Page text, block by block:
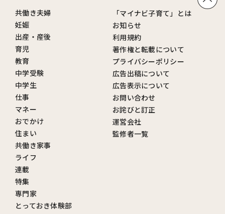
共働き夫婦
妊娠
出産・産後
育児
教育
中学受験
中学生
仕事
マネー
おでかけ
住まい
共働き家事
ライフ
連載
特集
専門家
とっておき体験部
「マイナビ子育て」とは
お知らせ
利用規約
著作権と転載について
プライバシーポリシー
広告出稿について
広告表示について
お問い合わせ
お詫びと訂正
運営会社
監修者一覧